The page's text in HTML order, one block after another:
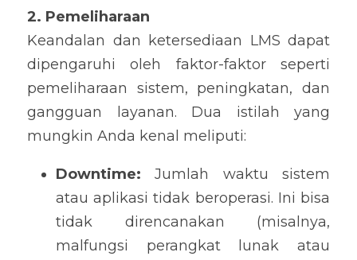
2. Pemeliharaan
Keandalan dan ketersediaan LMS dapat
dipengaruhi oleh faktor-faktor seperti
pemeliharaan sistem, peningkatan, dan
gangguan layanan. Dua istilah yang
mungkin Anda kenal meliputi:
Downtime: Jumlah waktu sistem
atau aplikasi tidak beroperasi. Ini bisa
tidak direncanakan (misalnya,
malfungsi perangkat lunak atau